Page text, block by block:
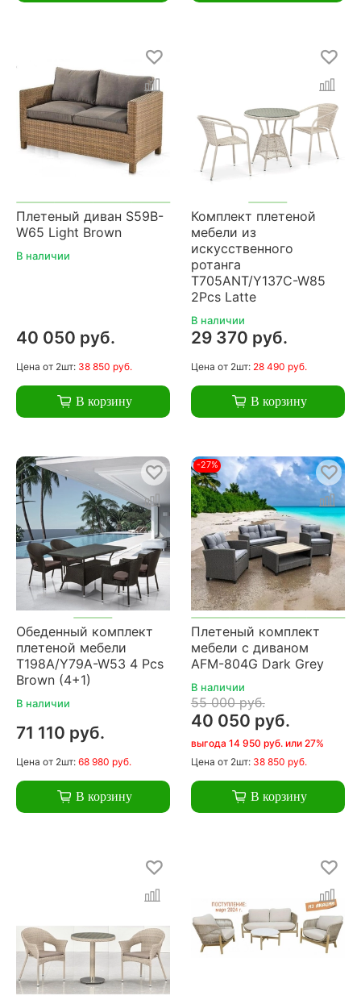
Плетеный диван S59B-
W65 Light Brown
В наличии
40 050 руб.
Цена от 2шт: 38 850 руб.
В корзину
Комплект плетеной
мебели из
искусственного
ротанга
T705ANT/Y137C-W85
2Pcs Latte
В наличии
29 370 руб.
Цена от 2шт: 28 490 руб.
В корзину
Обеденный комплект
плетеной мебели
T198A/Y79A-W53 4 Pcs
Brown (4+1)
В наличии
71 110 руб.
Цена от 2шт: 68 980 руб.
В корзину
-27%
Плетеный комплект
мебели с диваном
AFM-804G Dark Grey
В наличии
55 000 руб.
40 050 руб.
выгода 14 950 руб. или 27%
Цена от 2шт: 38 850 руб.
В корзину